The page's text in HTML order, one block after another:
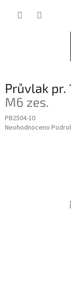
Průvlak pr.
M6 zes.
PB2504-10
Průměrné
Neohodnoceno